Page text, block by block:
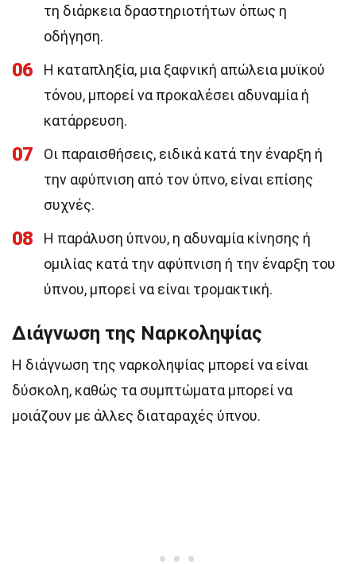
τη διάρκεια δραστηριοτήτων όπως η
οδήγηση.
06
Η καταπληξία, μια ξαφνική απώλεια μυϊκού
τόνου, μπορεί να προκαλέσει αδυναμία ή
κατάρρευση.
07
Οι παραισθήσεις, ειδικά κατά την έναρξη ή
την αφύπνιση από τον ύπνο, είναι επίσης
συχνές.
08
Η παράλυση ύπνου, η αδυναμία κίνησης ή
ομιλίας κατά την αφύπνιση ή την έναρξη του
ύπνου, μπορεί να είναι τρομακτική.
Διάγνωση της Ναρκοληψίας
Η διάγνωση της ναρκοληψίας μπορεί να είναι
δύσκολη, καθώς τα συμπτώματα μπορεί να
μοιάζουν με άλλες διαταραχές ύπνου.